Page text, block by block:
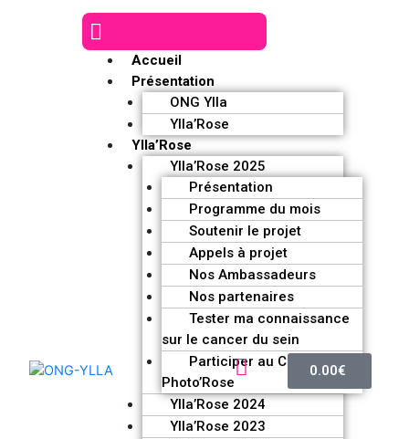
Accueil
Présentation
ONG Ylla
Ylla’Rose
Ylla’Rose
Ylla’Rose 2025
Présentation
Programme du mois
Soutenir le projet
Appels à projet
Nos Ambassadeurs
Nos partenaires
Tester ma connaissance
sur le cancer du sein
Participer au Challenge
Photo’Rose
Ylla’Rose 2024
Ylla’Rose 2023
0.00€